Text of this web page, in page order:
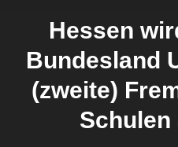
Hessen
Bundesland
(zweite)
Schulen
Sie